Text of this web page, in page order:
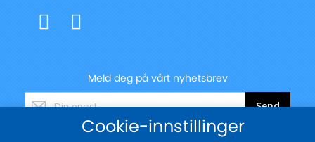
Meld deg på vårt nyhetsbrev
Registrer
Send
Cookie-innstillinger